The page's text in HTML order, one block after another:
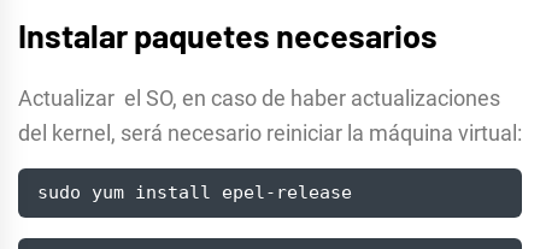
Instalar paquetes necesarios
Actualizar el SO, en caso de haber actualizaciones
del kernel, será necesario reiniciar la máquina virtual:
sudo yum install epel-release